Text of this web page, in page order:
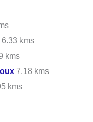
6.33 kms
kms
7.18 kms
kms